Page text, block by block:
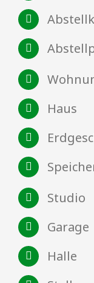
Haus
Studio
Garage
Halle